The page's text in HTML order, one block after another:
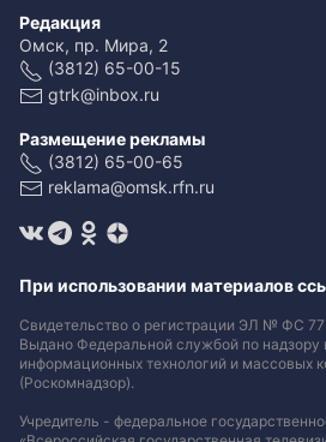
Редакция
Омск, пр. Мира, 2
(3812) 65-00-15
gtrk@inbox.ru
Размещение рекламы
(3812) 65-00-65
reklama@omsk.rfn.ru
При использовании материалов
Свидетельство о регистрации ЭЛ № ФС
Выдано Федеральной службой по надзору
информационных технологий и массовых
(Роскомнадзор).
Учредитель - федеральное